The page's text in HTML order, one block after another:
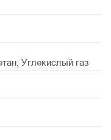
Углекислый газ